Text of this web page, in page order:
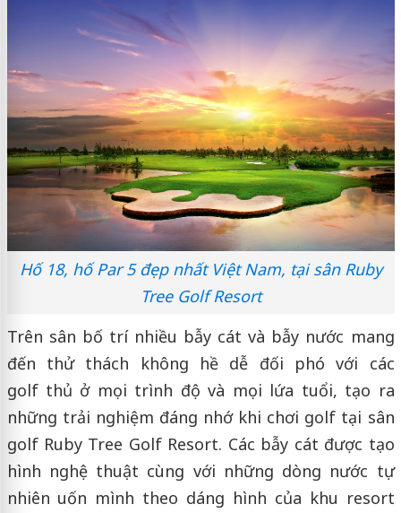
Hố 18, hố Par 5 đẹp nhất Việt Nam, tại sân Ruby
Tree Golf Resort
Trên sân bố trí nhiều bẫy cát và bẫy nước mang
đến thử thách không hề dễ đối phó với các
golf thủ ở mọi trình độ và mọi lứa tuổi, tạo ra
những trải nghiệm đáng nhớ khi chơi golf tại sân
golf Ruby Tree Golf Resort. Các bẫy cát được tạo
hình nghệ thuật cùng với những dòng nước tự
nhiên uốn mình theo dáng hình của khu resort